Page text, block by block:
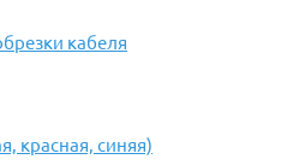
кабеля
красная, синяя)